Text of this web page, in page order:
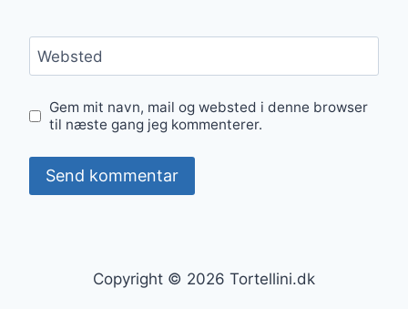
Websted
Gem mit navn, mail og websted i denne browser
til næste gang jeg kommenterer.
Copyright © 2026 Tortellini.dk